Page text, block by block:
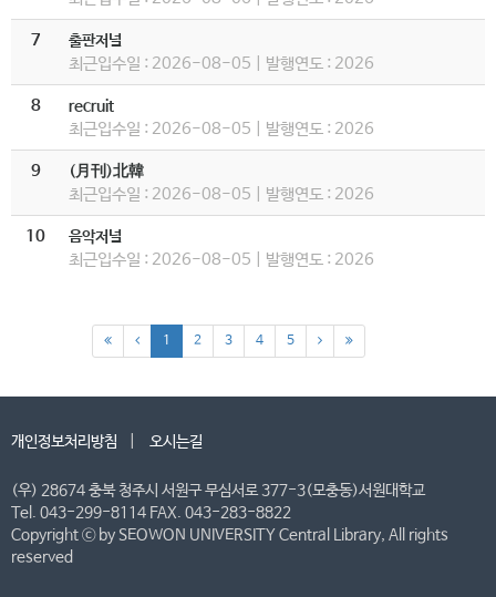
7 출판저널
최근입수일 : 2026-08-05 | 발행연도 : 2026
8 recruit
최근입수일 : 2026-08-05 | 발행연도 : 2026
9 (月刊)北韓
최근입수일 : 2026-08-05 | 발행연도 : 2026
10 음악저널
최근입수일 : 2026-08-05 | 발행연도 : 2026
1 2 3 4 5
개인정보처리방침 오시는길
(우) 28674 충북 청주시 서원구 무심서로 377-3(모충동)서원대학교
Tel. 043-299-8114 FAX. 043-283-8822
Copyright ⓒ by SEOWON UNIVERSITY Central Library, All rights
reserved